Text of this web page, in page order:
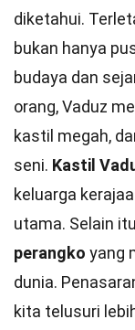
diketahui.
bukan hanya
budaya dan
orang, Vaduz
kastil megah,
seni. Kastil
keluarga
utama. Selain
perangko yang
dunia.
kita telusuri